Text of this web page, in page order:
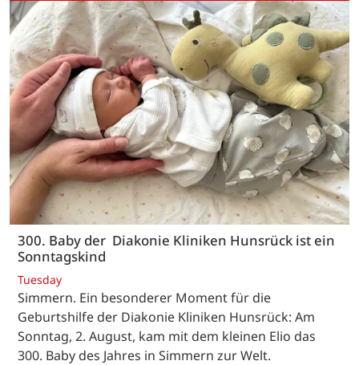
300. Baby der Diakonie Kliniken Hunsrück ist ein
Sonntagskind
Tuesday
Simmern. Ein besonderer Moment für die
Geburtshilfe der Diakonie Kliniken Hunsrück: Am
Sonntag, 2. August, kam mit dem kleinen Elio das
300. Baby des Jahres in Simmern zur Welt.